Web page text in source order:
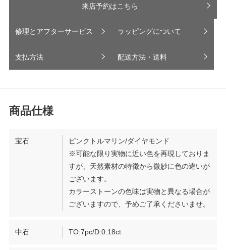
来店予約はこちら
修理とアフターサービス ラッピングについて
支払方法 配送方法・送料
宝石
ピンクトルマリン/ダイヤモンド
※可能な限り実物に近い色を再現しておりま
すが、天然素材の特徴から微妙に色の違いが
ございます。
カラーストーンの色味は実物と異なる場合が
ございますので、予めご了承くださいませ。
中石 TO:7pc/D:0.18ct